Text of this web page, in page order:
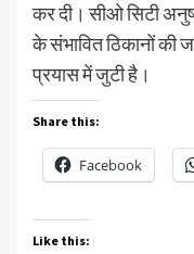
कर दी। सीओ सिटी
के संभावित ठिकानों
प्रयास में जुटी है।
Share this:
Facebook
Like this: